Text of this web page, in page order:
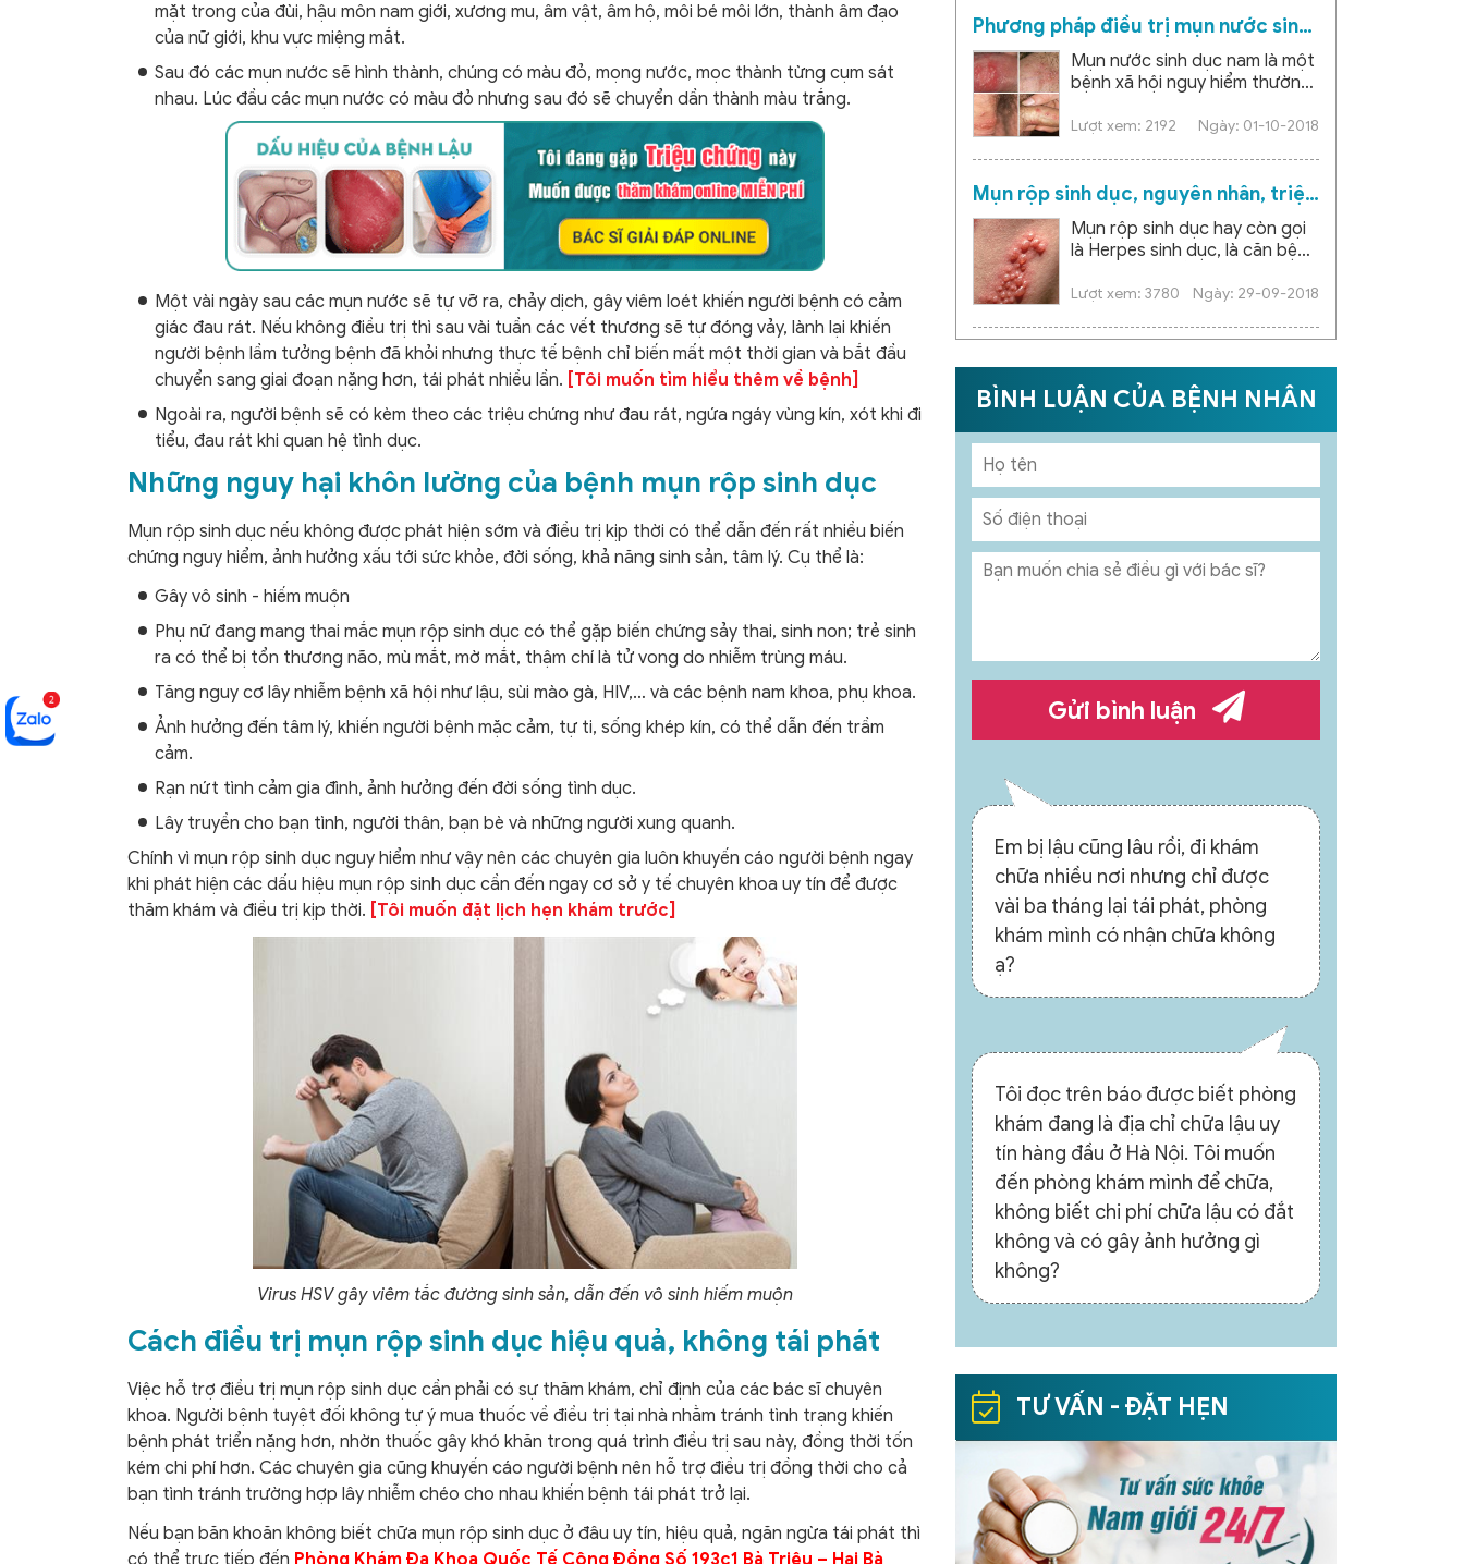
mặt trong của đùi, hậu môn nam giới, xương mu, âm vật, âm hộ, môi bé môi lớn, thành âm đạo
của nữ giới, khu vực miệng mắt.
Sau đó các mụn nước sẽ hình thành, chúng có màu đỏ, mọng nước, mọc thành từng cụm sát
nhau. Lúc đầu các mụn nước có màu đỏ nhưng sau đó sẽ chuyển dần thành màu trắng.
Một vài ngày sau các mụn nước sẽ tự vỡ ra, chảy dịch, gây viêm loét khiến người bệnh có cảm
giác đau rát. Nếu không điều trị thì sau vài tuần các vết thương sẽ tự đóng vảy, lành lại khiến
người bệnh lầm tưởng bệnh đã khỏi nhưng thực tế bệnh chỉ biến mất một thời gian và bắt đầu
chuyển sang giai đoạn nặng hơn, tái phát nhiều lần. [Tôi muốn tìm hiểu thêm về bệnh]
Ngoài ra, người bệnh sẽ có kèm theo các triệu chứng như đau rát, ngứa ngáy vùng kín, xót khi đi
tiểu, đau rát khi quan hệ tình dục.
Những nguy hại khôn lường của bệnh mụn rộp sinh dục
Mụn rộp sinh dục nếu không được phát hiện sớm và điều trị kịp thời có thể dẫn đến rất nhiều biến
chứng nguy hiểm, ảnh hưởng xấu tới sức khỏe, đời sống, khả năng sinh sản, tâm lý. Cụ thể là:
Gây vô sinh - hiếm muộn
Phụ nữ đang mang thai mắc mụn rộp sinh dục có thể gặp biến chứng sảy thai, sinh non; trẻ sinh
ra có thể bị tổn thương não, mù mắt, mờ mắt, thậm chí là tử vong do nhiễm trùng máu.
Tăng nguy cơ lây nhiễm bệnh xã hội như lậu, sùi mào gà, HIV,… và các bệnh nam khoa, phụ khoa.
Ảnh hưởng đến tâm lý, khiến người bệnh mặc cảm, tự ti, sống khép kín, có thể dẫn đến trầm
cảm.
Rạn nứt tình cảm gia đình, ảnh hưởng đến đời sống tình dục.
Lây truyền cho bạn tình, người thân, bạn bè và những người xung quanh.
Chính vì mụn rộp sinh dục nguy hiểm như vậy nên các chuyên gia luôn khuyến cáo người bệnh ngay
khi phát hiện các dấu hiệu mụn rộp sinh dục cần đến ngay cơ sở y tế chuyên khoa uy tín để được
thăm khám và điều trị kịp thời. [Tôi muốn đặt lịch hẹn khám trước]
Virus HSV gây viêm tắc đường sinh sản, dẫn đến vô sinh hiếm muộn
Cách điều trị mụn rộp sinh dục hiệu quả, không tái phát
Việc hỗ trợ điều trị mụn rộp sinh dục cần phải có sự thăm khám, chỉ định của các bác sĩ chuyên
khoa. Người bệnh tuyệt đối không tự ý mua thuốc về điều trị tại nhà nhằm tránh tình trạng khiến
bệnh phát triển nặng hơn, nhờn thuốc gây khó khăn trong quá trình điều trị sau này, đồng thời tốn
kém chi phí hơn. Các chuyên gia cũng khuyến cáo người bệnh nên hỗ trợ điều trị đồng thời cho cả
bạn tình tránh trường hợp lây nhiễm chéo cho nhau khiến bệnh tái phát trở lại.
Nếu bạn băn khoăn không biết chữa mụn rộp sinh dục ở đâu uy tín, hiệu quả, ngăn ngừa tái phát thì
có thể trực tiếp đến Phòng Khám Đa Khoa Quốc Tế Cộng Đồng Số 193c1 Bà Triệu – Hai Bà
Phương pháp điều trị mụn nước sinh
dục nam hiệu quảMụn nước sinh dục nam là một
bệnh xã hội nguy hiểm thường
lây truyền qua đường tình dục
Lượt xem: 2192 Ngày: 01-10-2018
Mụn rộp sinh dục, nguyên nhân, triệu
chứng và cách điều trị hiệu quả
Mụn rộp sinh dục hay còn gọi
là Herpes sinh dục, là căn bệnh
thể mắc phải, đặc biệt là
Lượt xem: 3780 Ngày: 29-09-2018
BÌNH LUẬN CỦA BỆNH NHÂN
Gửi bình luận
Em bị lậu cũng lâu rồi, đi khám
chữa nhiều nơi nhưng chỉ được
vài ba tháng lại tái phát, phòng
khám mình có nhận chữa không
ạ?
Tôi đọc trên báo được biết phòng
khám đang là địa chỉ chữa lậu uy
tín hàng đầu ở Hà Nội. Tôi muốn
đến phòng khám mình để chữa,
không biết chi phí chữa lậu có đắt
không và có gây ảnh hưởng gì
không?
TƯ VẤN - ĐẶT HẸN